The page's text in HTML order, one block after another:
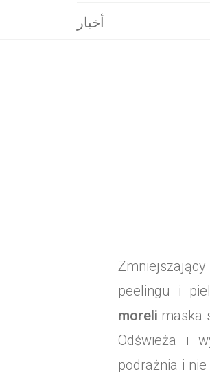
أخبار
peelingu i
moreli maska
Odświeża i
podrażnia i